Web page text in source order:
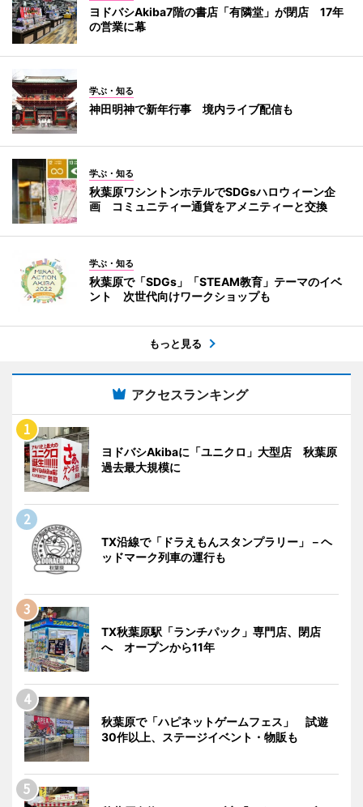
ヨドバシAkiba7階の書店「有隣堂」が閉店 17年
の営業に幕
学ぶ・知る
神田明神で新年行事 境内ライブ配信も
学ぶ・知る
秋葉原ワシントンホテルでSDGsハロウィーン企
画 コミュニティー通貨をアメニティーと交換
学ぶ・知る
秋葉原で「SDGs」「STEAM教育」テーマのイベ
ント 次世代向けワークショップも
もっと見る
アクセスランキング
ヨドバシAkibaに「ユニクロ」大型店 秋葉原
過去最大規模に
TX沿線で「ドラえもんスタンプラリー」－ヘ
ッドマーク列車の運行も
TX秋葉原駅「ランチパック」専門店、閉店
へ オープンから11年
秋葉原で「ハピネットゲームフェス」 試遊
30作以上、ステージイベント・物販も